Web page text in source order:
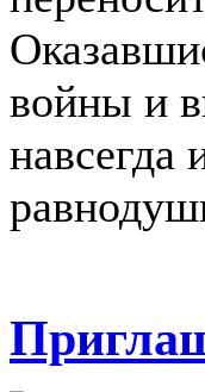
войны и
навсегда